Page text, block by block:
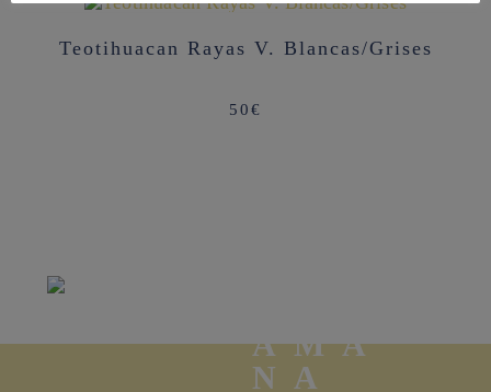
Teotihuacan Rayas V. Blancas/Grises
50€
AMA
NA